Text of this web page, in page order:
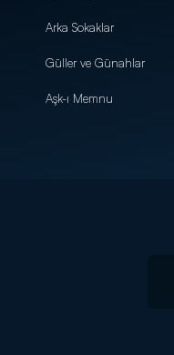
Arka Sokaklar
Güller ve Günahlar
Aşk-ı Memnu